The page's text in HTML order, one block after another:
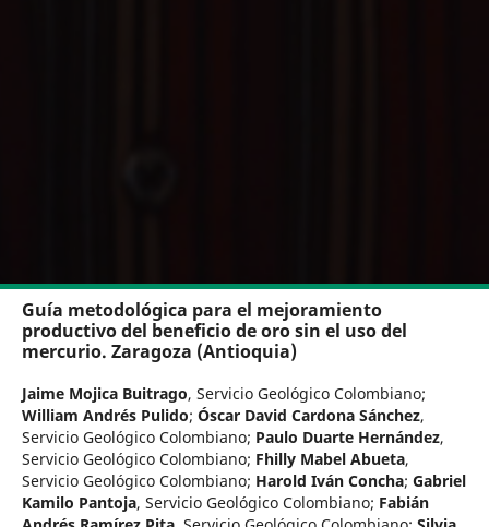
Guía metodológica para el mejoramiento
productivo del beneficio de oro sin el uso del
mercurio.​ Zaragoza (Antioquia)
Jaime Mojica Buitrago, Servicio Geológico Colombiano;
William Andrés Pulido; Óscar David Cardona Sánchez,
Servicio Geológico Colombiano; Paulo Duarte Hernández,
Servicio Geológico Colombiano; Fhilly Mabel Abueta,
Servicio Geológico Colombiano; Harold Iván Concha; Gabriel
Kamilo Pantoja, Servicio Geológico Colombiano; Fabián